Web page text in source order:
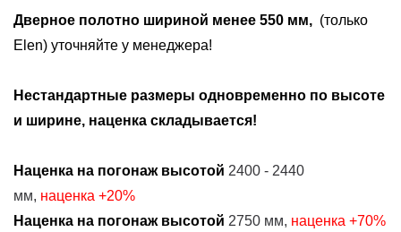
Дверное полотно шириной менее 550 мм, (только
Elen) уточняйте у менеджера!
Нестандартные размеры одновременно по высоте
и ширине, наценка складывается!
Наценка на погонаж высотой 2400 - 2440
мм, наценка +20%
Наценка на погонаж высотой 2750 мм, наценка +70%